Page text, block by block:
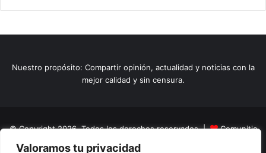
Valoramos tu privacidad
Nuestro propósito: Compartir opinión, actualidad y noticias con la
mejor calidad y sin censura.
© Copyright 2026, Todos los derechos reservados |
Comunitic
SAS BICNit 901228106